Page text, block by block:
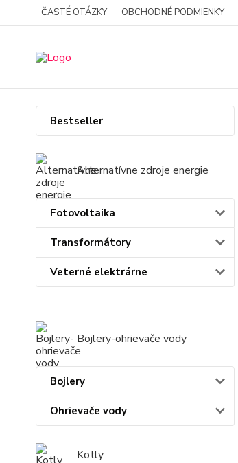
ČASTÉ OTÁZKY OBCHODNÉ PODMIENKY
Bestseller
Alternatívne zdroje energie
Fotovoltaika
Transformátory
Veterné elektrárne
Bojlery-ohrievače vody
Bojlery
Ohrievače vody
Kotly